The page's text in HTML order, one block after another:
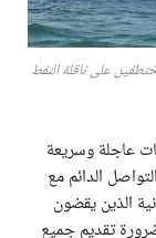
على ناقلة النفط
عاجلة وسريعة
الدائم مع
الذين يقضون
تقديم جميع